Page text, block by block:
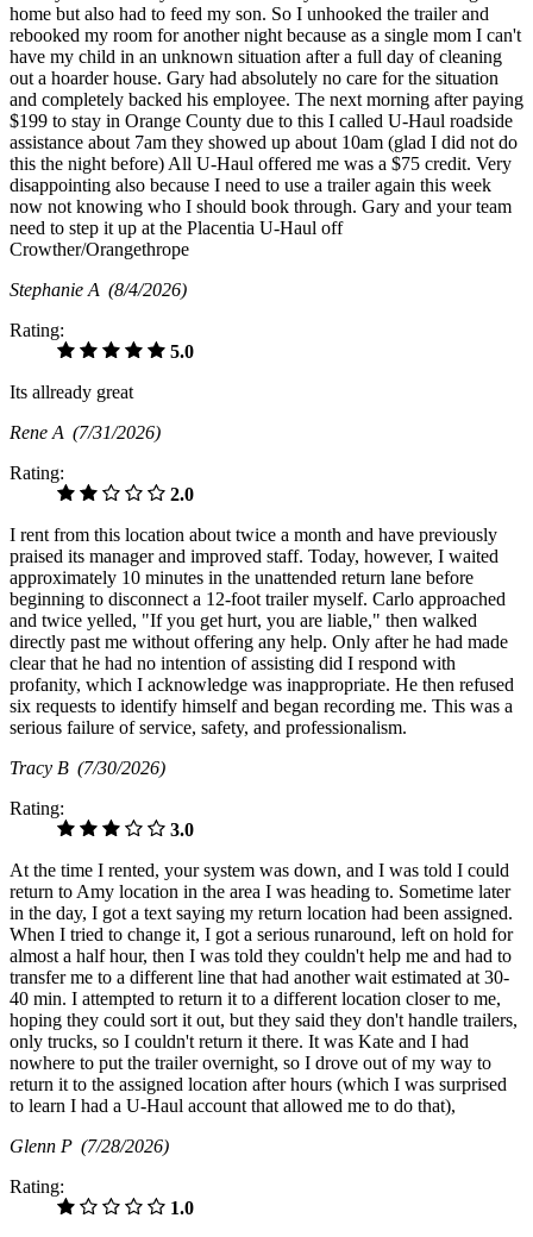
home but also had to feed my son. So I unhooked the trailer and
rebooked my room for another night because as a single mom I can't
have my child in an unknown situation after a full day of cleaning
out a hoarder house. Gary had absolutely no care for the situation
and completely backed his employee. The next morning after paying
$199 to stay in Orange County due to this I called U-Haul roadside
assistance about 7am they showed up about 10am (glad I did not do
this the night before) All U-Haul offered me was a $75 credit. Very
disappointing also because I need to use a trailer again this week
now not knowing who I should book through. Gary and your team
need to step it up at the Placentia U-Haul off
Crowther/Orangethrope
Stephanie A (8/4/2026)
Rating:
5.0
Its allready great
Rene A (7/31/2026)
Rating:
2.0
I rent from this location about twice a month and have previously
praised its manager and improved staff. Today, however, I waited
approximately 10 minutes in the unattended return lane before
beginning to disconnect a 12-foot trailer myself. Carlo approached
and twice yelled, "If you get hurt, you are liable," then walked
directly past me without offering any help. Only after he had made
clear that he had no intention of assisting did I respond with
profanity, which I acknowledge was inappropriate. He then refused
six requests to identify himself and began recording me. This was a
serious failure of service, safety, and professionalism.
Tracy B (7/30/2026)
Rating:
3.0
At the time I rented, your system was down, and I was told I could
return to Amy location in the area I was heading to. Sometime later
in the day, I got a text saying my return location had been assigned.
When I tried to change it, I got a serious runaround, left on hold for
almost a half hour, then I was told they couldn't help me and had to
transfer me to a different line that had another wait estimated at 30-
40 min. I attempted to return it to a different location closer to me,
hoping they could sort it out, but they said they don't handle trailers,
only trucks, so I couldn't return it there. It was Kate and I had
nowhere to put the trailer overnight, so I drove out of my way to
return it to the assigned location after hours (which I was surprised
to learn I had a U-Haul account that allowed me to do that),
Glenn P (7/28/2026)
Rating:
1.0